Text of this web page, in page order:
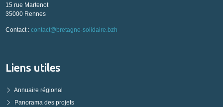
15 rue Martenot
35000 Rennes
Contact : contact@bretagne-solidaire.bzh
Liens utiles
Annuaire régional
Panorama des projets